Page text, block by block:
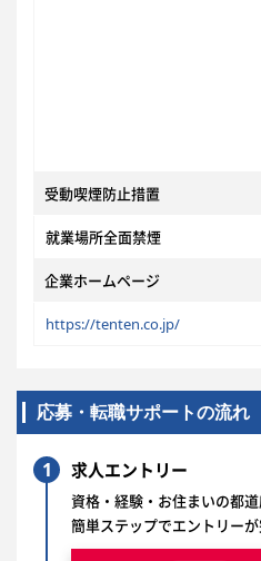
受動喫煙防止措置
就業場所全面禁煙
企業ホームページ
https://tenten.co.jp/
応募・転職サポートの流れ
1 求人エントリー
資格・経験・お住まいの都
簡単ステップでエントリーが